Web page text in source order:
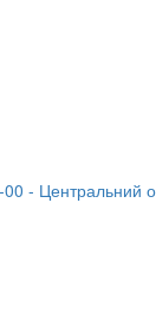
- Центральний